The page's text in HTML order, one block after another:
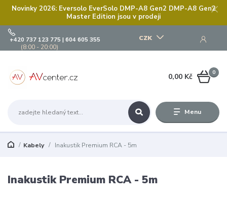
Novinky 2026: Eversolo EverSolo DMP-A8 Gen2 DMP-A8 Gen2
Master Edition jsou v prodeji
Menu
CZK
+420 737 123 775 | 604 605 355
(8:00 - 20:00)
0
0,00 Kč
Kabely Inakustik Premium RCA - 5m
Inakustik Premium RCA - 5m